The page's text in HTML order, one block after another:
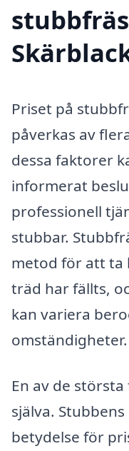
Priset på
påverkas av
dessa faktorer
informerat
professionell
stubbar.
metod för att
träd har fällts,
kan variera
omständigheter.
En av de
själva.
betydelse för